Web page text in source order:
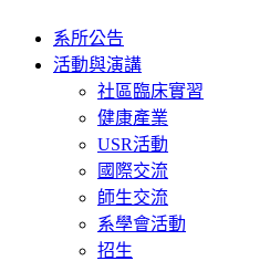
系所公告
活動與演講
社區臨床實習
健康產業
USR活動
國際交流
師生交流
系學會活動
招生